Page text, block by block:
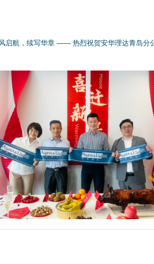
启航，续写华章 —— 热烈祝贺安华理达青岛分